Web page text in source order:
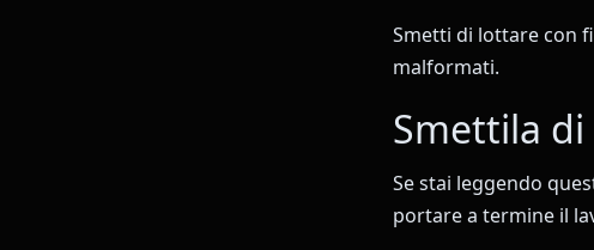
Smetti di lottare con
malformati.
Smettila di
Se stai leggendo
portare a termine il